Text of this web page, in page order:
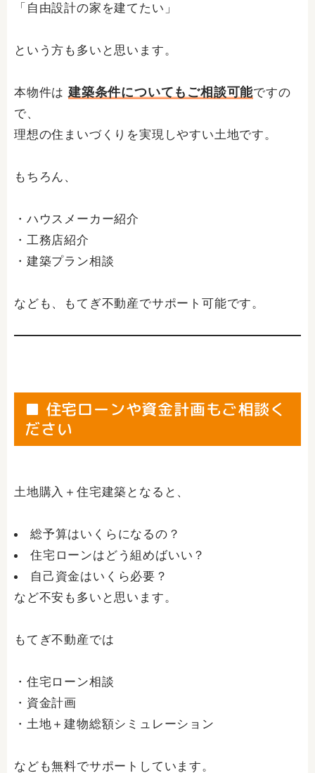
「自由設計の家を建てたい」
という方も多いと思います。
本物件は 建築条件についてもご相談可能ですの
で、
理想の住まいづくりを実現しやすい土地です。
もちろん、
・ハウスメーカー紹介
・工務店紹介
・建築プラン相談
なども、もてぎ不動産でサポート可能です。
■ 住宅ローンや資金計画もご相談く
ださい
土地購入＋住宅建築となると、
総予算はいくらになるの？
住宅ローンはどう組めばいい？
自己資金はいくら必要？
など不安も多いと思います。
もてぎ不動産では
・住宅ローン相談
・資金計画
・土地＋建物総額シミュレーション
なども無料でサポートしています。